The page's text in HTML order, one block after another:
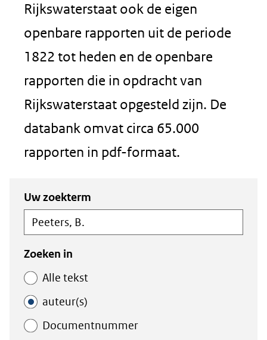
Rijkswaterstaat ook de eigen
openbare rapporten uit de periode
1822 tot heden en de openbare
rapporten die in opdracht van
Rijkswaterstaat opgesteld zijn. De
databank omvat circa 65.000
rapporten in pdf-formaat.
Zoeken
in
de
index
Zoeken
binnen
de
index
Uw zoekterm
Zoeken in
Alle tekst
auteur(s)
Documentnummer